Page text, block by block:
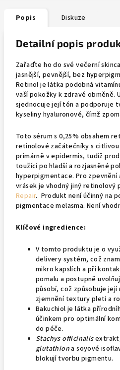
Popis Diskuze
Detailní popis
Zařaďte ho do své večerní
jasnější, pevnější, bez
Retinol je látka podobná
vaší pokožky k zdravé obměně.
sjednocuje její tón a podporuje
kyseliny hyaluronové, čímž
Toto sérum s 0,25% obsahem
retinolové začátečníky s
primárně v epidermis, tudíž
toužící po hladší a rozjasněné
hyperpigmentace. Pro zpevnění
vrásek je vhodný jiný retinolový
Repair. Produkt není účinný na
pigmentace melasma. Není
Klíčové ingredience:
V tomto produktu je o
delivery systém, což
mikro kapslích a při
pomalu a postupně
působí, což způsobuje její
zjemnění textury pleti a
Bakuchiol je látka
účinkem pro optimální
do péče.
Stachys officinalis
glutathiona soyové
blokují tvorbu pigmentu.